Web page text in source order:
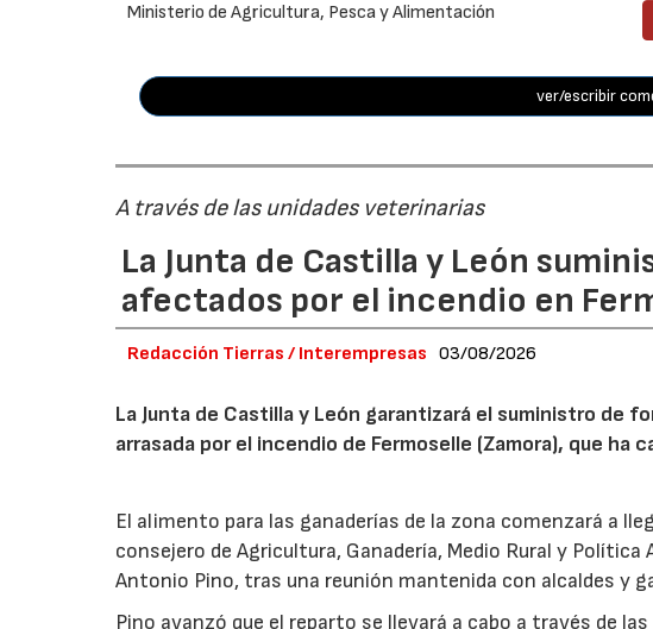
Ministerio de Agricultura, Pesca y Alimentación
ver/escribir
A través de las unidades veterinarias
La Junta de Castilla y León
afectados por el incendio en
Redacción Tierras / Interempresas 03/08/2026
La Junta de Castilla y León garantizará el suministro de
arrasada por el incendio de Fermoselle (Zamora), que ha
El alimento para las ganaderías de la zona comenzará a
consejero de Agricultura, Ganadería, Medio Rural y Política
Antonio Pino, tras una reunión mantenida con alcaldes y
Pino avanzó que el reparto se llevará a cabo a través de